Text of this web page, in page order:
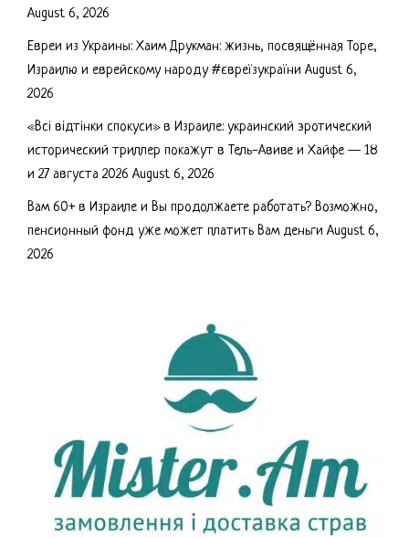
August 6, 2026
Евреи из Украины: Хаим Друкман: жизнь, посвящённая Торе,
Израилю и еврейскому народу #євреїзукраїни August 6,
2026
«Всі відтінки спокуси» в Израиле: украинский эротический
исторический триллер покажут в Тель-Авиве и Хайфе — 18
и 27 августа 2026 August 6, 2026
Вам 60+ в Израиле и Вы продолжаете работать? Возможно,
пенсионный фонд уже может платить Вам деньги August 6,
2026